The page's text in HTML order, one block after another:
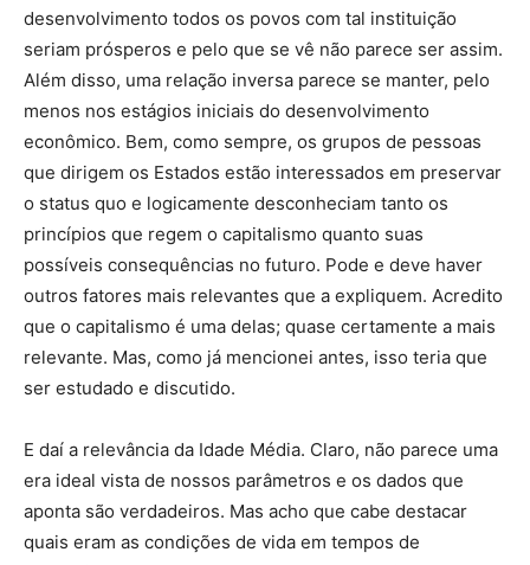
desenvolvimento todos os povos com tal instituição
seriam prósperos e pelo que se vê não parece ser assim.
Além disso, uma relação inversa parece se manter, pelo
menos nos estágios iniciais do desenvolvimento
econômico. Bem, como sempre, os grupos de pessoas
que dirigem os Estados estão interessados ​​em preservar
o status quo e logicamente desconheciam tanto os
princípios que regem o capitalismo quanto suas
possíveis consequências no futuro. Pode e deve haver
outros fatores mais relevantes que a expliquem. Acredito
que o capitalismo é uma delas; quase certamente a mais
relevante. Mas, como já mencionei antes, isso teria que
ser estudado e discutido.
E daí a relevância da Idade Média. Claro, não parece uma
era ideal vista de nossos parâmetros e os dados que
aponta são verdadeiros. Mas acho que cabe destacar
quais eram as condições de vida em tempos de